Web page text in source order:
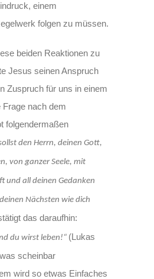
einem
folgen zu müssen.
beiden Reaktionen zu
Jesus seinen Anspruch
Zuspruch für uns in einem
nach dem
folgendermaßen
den Herrn, deinen Gott,
von ganzer Seele, mit
und all deinen Gedanken
Nächsten wie dich
das daraufhin:
du wirst leben!“ (Lukas
scheinbar
wird so etwas Einfaches